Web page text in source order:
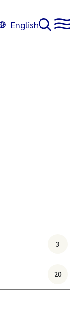
English
3
20